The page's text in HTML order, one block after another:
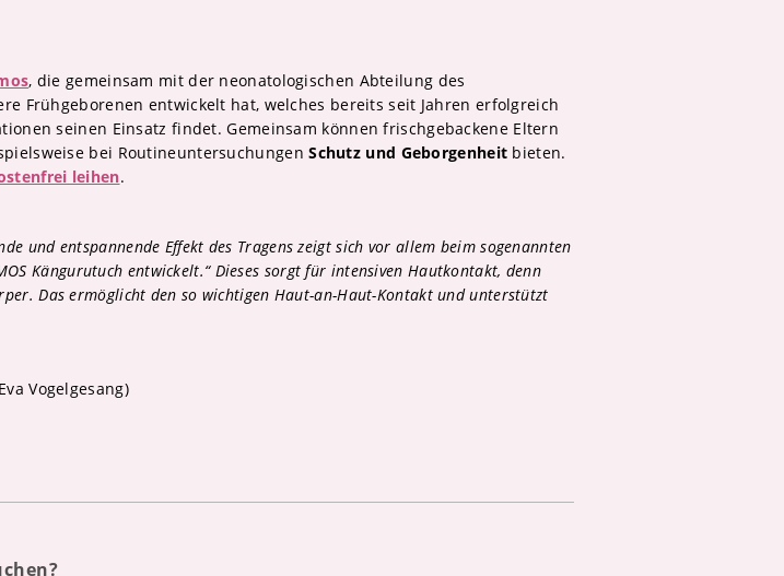
, die gemeinsam mit der neonatologischen Abteilung des
Frühgeborenen entwickelt hat, welches bereits seit Jahren erfolgreich
seinen Einsatz findet. Gemeinsam können frischgebackene Eltern
bei RoutineuntersuchungenSchutz und Geborgenheit bieten.
leihen.
und entspannende Effekt des Tragens zeigt sich vor allem beim sogenannten
Kängurutuch entwickelt.“ Dieses sorgt für intensiven Hautkontakt, denn
Das ermöglicht den so wichtigen Haut-an-Haut-Kontakt und unterstützt
Vogelgesang)